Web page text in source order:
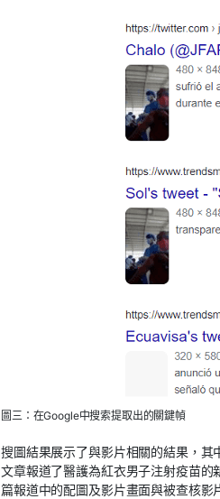
圖三：在Google中搜索提取出的關鍵幀
搜圖結果展示了與影片相關的結果，
文章報道了醫護為紅衣男子注射疫苗
篇報道中的配圖及影片畫面與被查核